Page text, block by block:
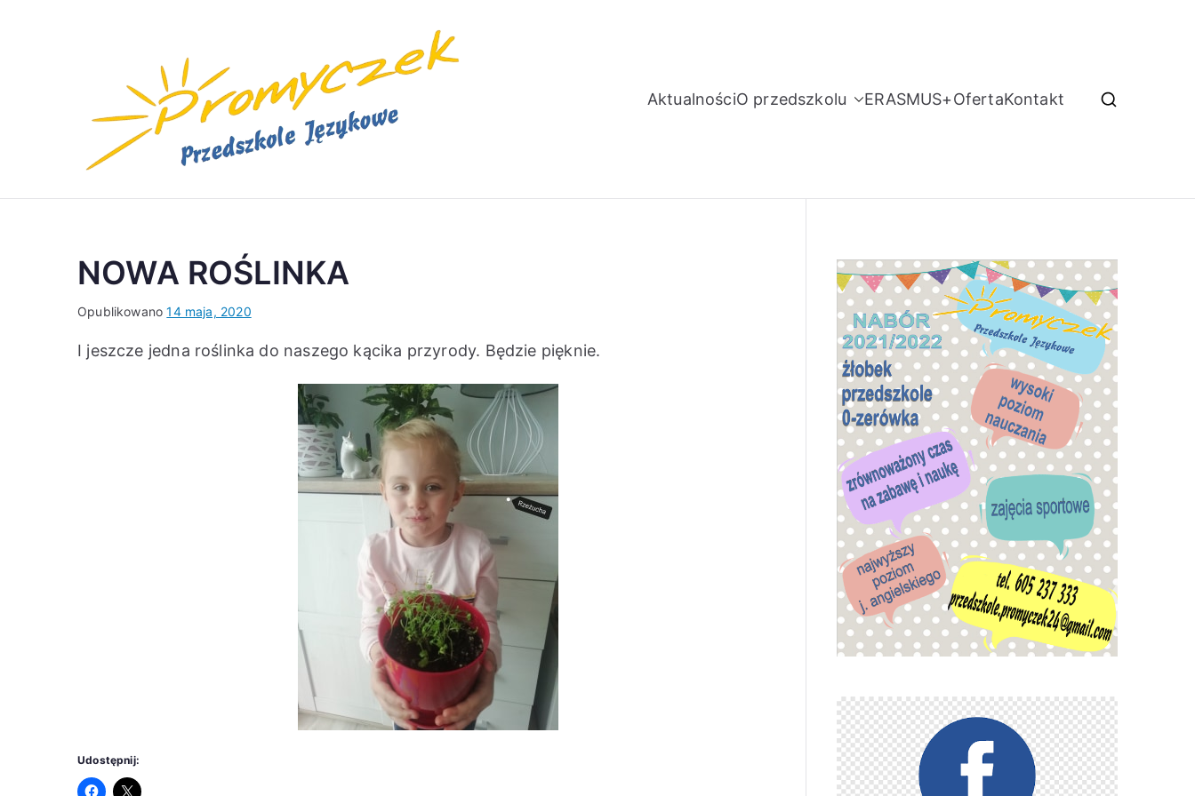
Niepubliczne Przedszkole Językowe
AktualnościO przedszkolu ERASMUS+OfertaKontakt
NOWA ROŚLINKA
Opublikowano14 maja, 2020
I jeszcze jedna roślinka do naszego kącika przyrody. Będzie pięknie.
Udostępnij: